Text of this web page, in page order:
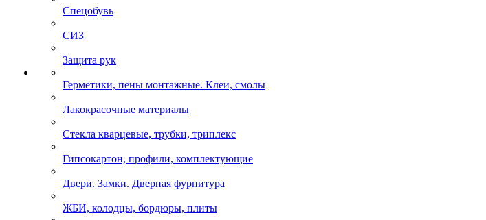
Спецобувь
СИЗ
Защита рук
Герметики, пены монтажные. Клеи, смолы
Лакокрасочные материалы
Стекла кварцевые, трубки, триплекс
Гипсокартон, профили, комплектующие
Двери. Замки. Дверная фурнитура
ЖБИ, колодцы, бордюры, плиты